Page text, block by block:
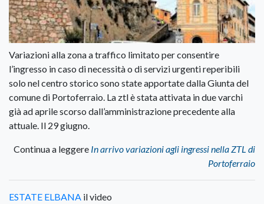
Variazioni alla zona a traffico limitato per consentire
l’ingresso in caso di necessità o di servizi urgenti reperibili
solo nel centro storico sono state apportate dalla Giunta del
comune di Portoferraio. La ztl è stata attivata in due varchi
già ad aprile scorso dall’amministrazione precedente alla
attuale. Il 29 giugno.
Continua a leggere In arrivo variazioni agli ingressi nella ZTL di
Portoferraio
ESTATE ELBANA il video